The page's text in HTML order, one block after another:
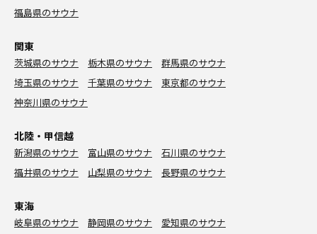
福島県のサウナ
関東
茨城県のサウナ 栃木県のサウナ
群馬県のサウナ
埼玉県のサウナ
千葉県のサウナ
東京都のサウナ
神奈川県のサウナ
北陸・甲信越
新潟県のサウナ 富山県のサウナ
石川県のサウナ
福井県のサウナ
山梨県のサウナ 長野県のサウナ
東海
岐阜県のサウナ 静岡県のサウナ
愛知県のサウナ